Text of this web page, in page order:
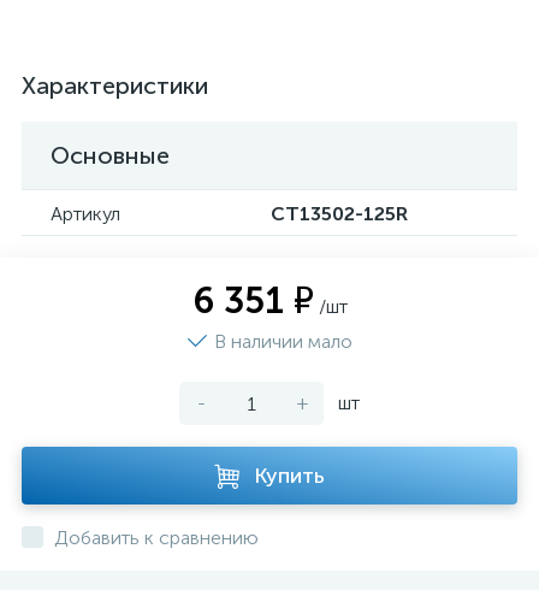
Характеристики
Основные
Артикул CT13502-125R
6 351 ₽ /шт
В наличии мало
- + шт
Купить
Добавить к сравнению